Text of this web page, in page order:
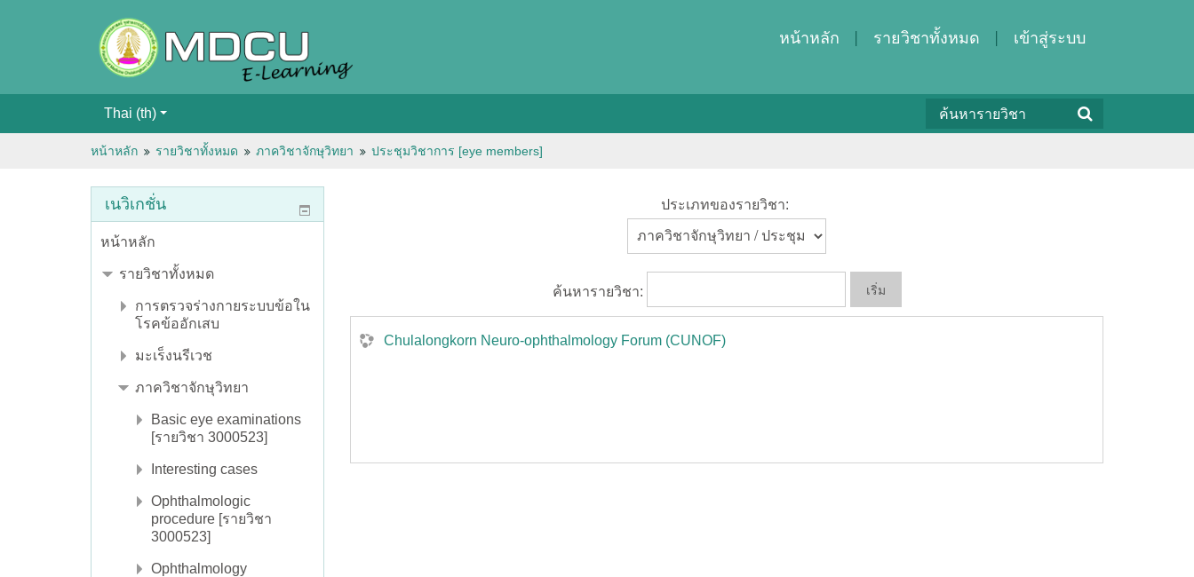
หน้าหลัก รายวิชาทั้งหมด เข้าสู่ระบบ
Thai ‎(th)‎
หน้าหลัก รายวิชาทั้งหมด ภาควิชาจักษุวิทยา ประชุมวิชาการ [eye members]
ประเภทของรายวิชา:
ค้นหารายวิชา:
Chulalongkorn Neuro-ophthalmology Forum (CUNOF)
เนวิเกชั่น
หน้าหลัก
รายวิชาทั้งหมด
การตรวจร่างกายระบบข้อใน
โรคข้ออักเสบ
มะเร็งนรีเวช
ภาควิชาจักษุวิทยา
Basic eye examinations
[รายวิชา 3000523]
Interesting cases
Ophthalmologic
procedure [รายวิชา
3000523]
Ophthalmology